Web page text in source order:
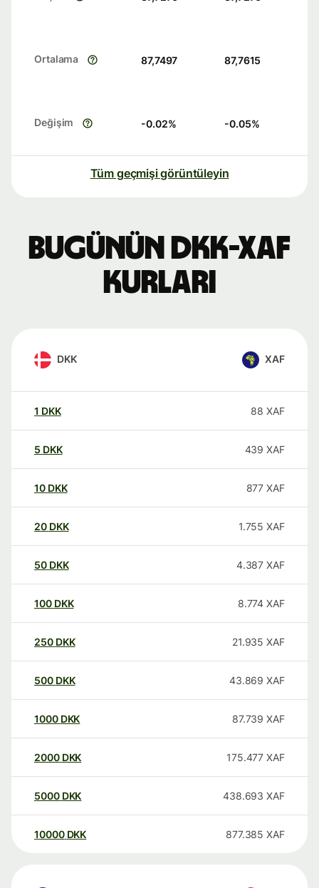
Ortalama 87,7497 87,7615
Değişim -0.02% -0.05%
Tüm geçmişi görüntüleyin
Bugünün DKK-XAF
kurları
DKK XAF
1 DKK 88 XAF
5 DKK 439 XAF
10 DKK 877 XAF
20 DKK 1.755 XAF
50 DKK 4.387 XAF
100 DKK 8.774 XAF
250 DKK 21.935 XAF
500 DKK 43.869 XAF
1000 DKK 87.739 XAF
2000 DKK 175.477 XAF
5000 DKK 438.693 XAF
10000 DKK 877.385 XAF